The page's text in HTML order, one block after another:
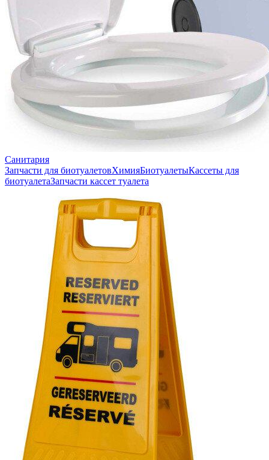
Санитария
Запчасти для биотуалетовХимияБиотуалетыКассеты для
биотуалетаЗапчасти кассет туалета